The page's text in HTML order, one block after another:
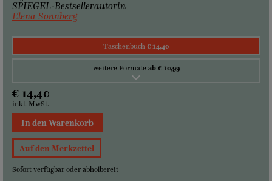
SPIEGEL-Bestsellerautorin
Elena Sonnberg
Taschenbuch € 14,40
weitere Formate ab € 10,99
€ 14,40
inkl. MwSt.
In den Warenkorb
Auf den Merkzettel
Sofort verfügbar oder abholbereit